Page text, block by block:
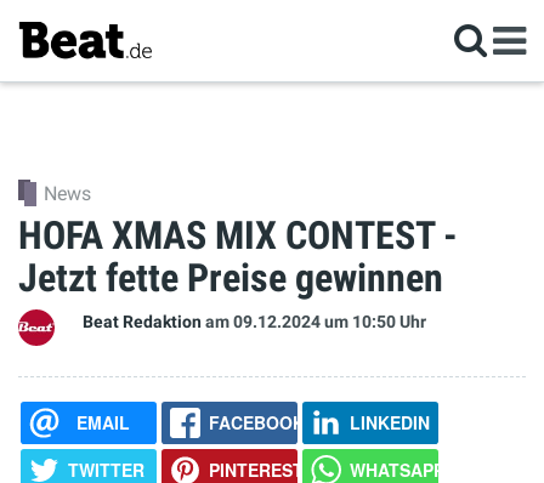
News
HOFA XMAS MIX CONTEST -
Jetzt fette Preise gewinnen
Beat Redaktionam 09.12.2024um 10:50 Uhr
EMAIL FACEBOOK
LINKEDIN
TWITTER
PINTEREST WHATSAPP